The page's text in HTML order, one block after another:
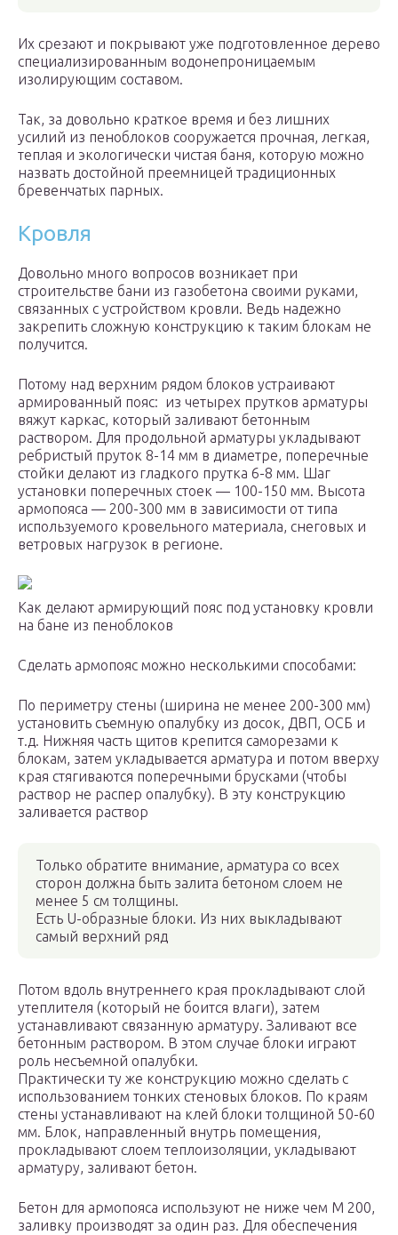
Их срезают и покрывают уже подготовленное дерево
специализированным водонепроницаемым
изолирующим составом.
Так, за довольно краткое время и без лишних
усилий из пеноблоков сооружается прочная, легкая,
теплая и экологически чистая баня, которую можно
назвать достойной преемницей традиционных
бревенчатых парных.
Кровля
Довольно много вопросов возникает при
строительстве бани из газобетона своими руками,
связанных с устройством кровли. Ведь надежно
закрепить сложную конструкцию к таким блокам не
получится.
Потому над верхним рядом блоков устраивают
армированный пояс: из четырех прутков арматуры
вяжут каркас, который заливают бетонным
раствором. Для продольной арматуры укладывают
ребристый пруток 8-14 мм в диаметре, поперечные
стойки делают из гладкого прутка 6-8 мм. Шаг
установки поперечных стоек — 100-150 мм. Высота
армопояса — 200-300 мм в зависимости от типа
используемого кровельного материала, снеговых и
ветровых нагрузок в регионе.
Как делают армирующий пояс под установку кровли
на бане из пеноблоков
Сделать армопояс можно несколькими способами:
По периметру стены (ширина не менее 200-300 мм)
установить съемную опалубку из досок, ДВП, ОСБ и
т.д. Нижняя часть щитов крепится саморезами к
блокам, затем укладывается арматура и потом вверху
края стягиваются поперечными брусками (чтобы
раствор не распер опалубку). В эту конструкцию
заливается раствор
Только обратите внимание, арматура со всех
сторон должна быть залита бетоном слоем не
менее 5 см толщины.
Есть U-образные блоки. Из них выкладывают
самый верхний ряд
Потом вдоль внутреннего края прокладывают слой
утеплителя (который не боится влаги), затем
устанавливают связанную арматуру. Заливают все
бетонным раствором. В этом случае блоки играют
роль несъемной опалубки.
Практически ту же конструкцию можно сделать с
использованием тонких стеновых блоков. По краям
стены устанавливают на клей блоки толщиной 50-60
мм. Блок, направленный внутрь помещения,
прокладывают слоем теплоизоляции, укладывают
арматуру, заливают бетон.
Бетон для армопояса используют не ниже чем М 200,
заливку производят за один раз. Для обеспечения